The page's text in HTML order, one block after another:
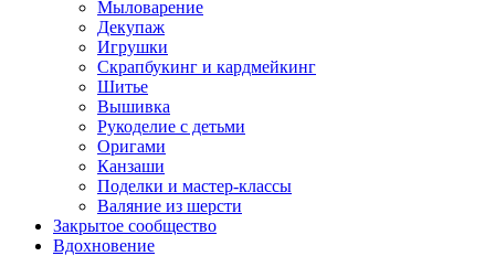
Мыловарение
Декупаж
Игрушки
Скрапбукинг и кардмейкинг
Шитье
Вышивка
Рукоделие с детьми
Оригами
Канзаши
Поделки и мастер-классы
Валяние из шерсти
Закрытое сообщество
Вдохновение